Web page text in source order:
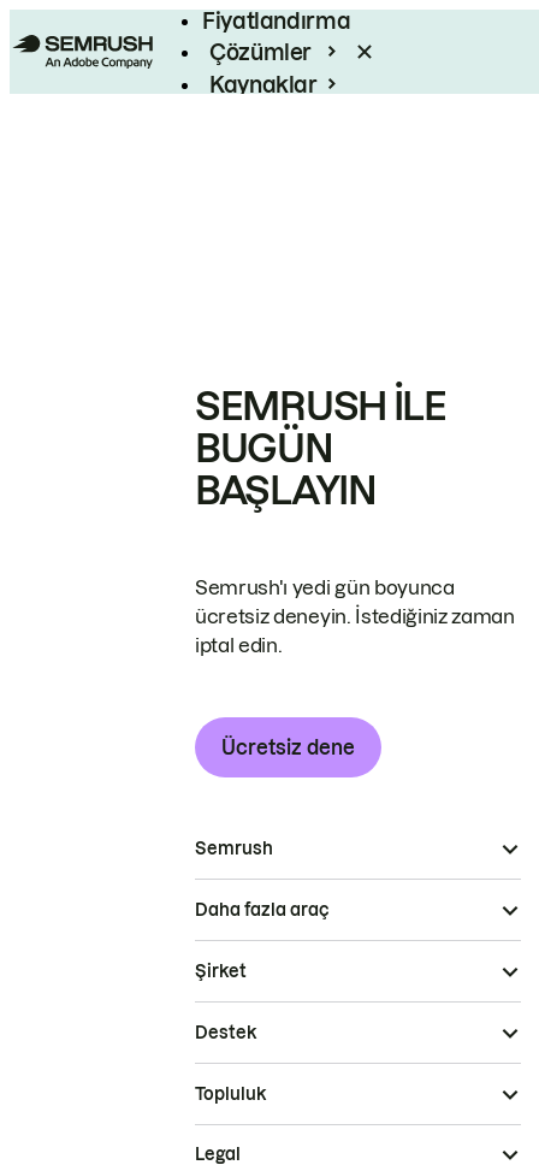
Fiyatlandırma
Çözümler
Kaynaklar
SEMRUSH ILE
BUGÜN
BAŞLAYIN
Semrush'ı yedi gün boyunca
ücretsiz deneyin. İstediğiniz zaman
iptal edin.
Ücretsiz dene
Semrush
Daha fazla araç
Şirket
Destek
Topluluk
Legal